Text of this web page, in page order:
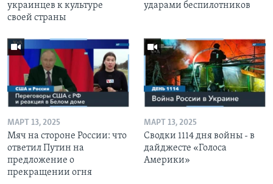
украинцев к культуре
своей страны
ударами беспилотников
МАРТ 13, 2025
Мяч на стороне России: что
ответил Путин на
предложение о
прекращении огня
МАРТ 13, 2025
Сводки 1114 дня войны - в
дайджесте «Голоса
Америки»